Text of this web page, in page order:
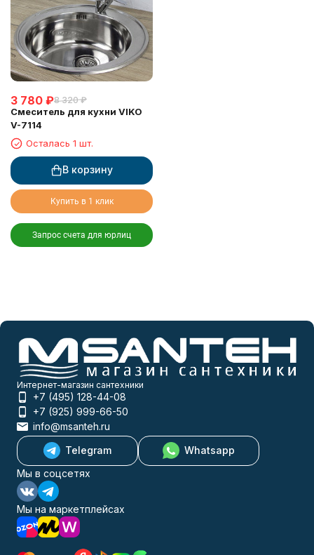
3 780 ₽8 320 ₽
Смеситель для кухни VIKO
V-7114
Осталась 1 шт.
В корзину
Купить в 1 клик
Запрос счета для юрлиц
Интернет-магазин сантехники
+7 (495) 128-44-08
+7 (925) 999-66-50
info@msanteh.ru
Telegram
Whatsapp
Мы в соцсетях
Мы на маркетплейсах